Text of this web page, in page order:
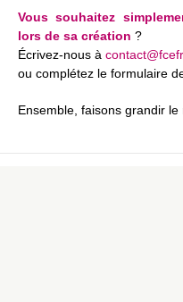
Vous souhaitez
lors de sa création ?
Écrivez-nous à
ou complétez le formulaire
Ensemble, faisons grandir